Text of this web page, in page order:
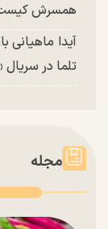
همسرش
آیدا ماهیانی
تلما در
مجله